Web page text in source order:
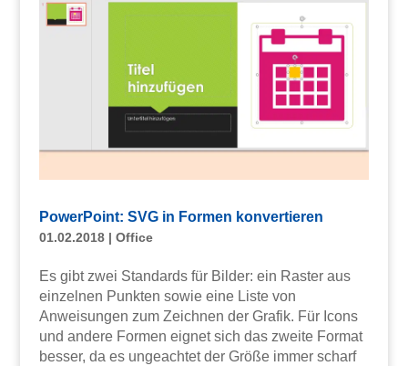
PowerPoint: SVG in Formen konvertieren
01.02.2018| Office
Es gibt zwei Standards für Bilder: ein Raster aus
einzelnen Punkten sowie eine Liste von
Anweisungen zum Zeichnen der Grafik. Für Icons
und andere Formen eignet sich das zweite Format
besser, da es ungeachtet der Größe immer scharf